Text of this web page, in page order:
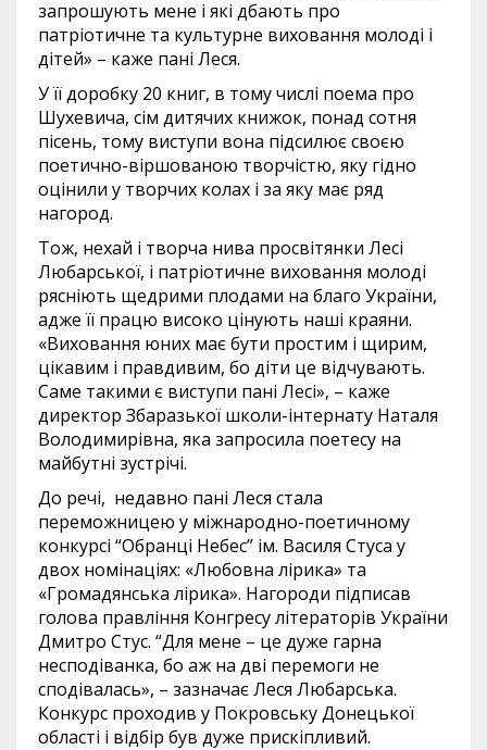
запрошують мене і які дбають про
патріотичне та культурне виховання молоді і
дітей» – каже пані Леся.
У її доробку 20 книг, в тому числі поема про
Шухевича, сім дитячих книжок, понад сотня
пісень, тому виступи вона підсилює своєю
поетично-віршованою творчістю, яку гідно
оцінили у творчих колах і за яку має ряд
нагород.
Тож, нехай і творча нива просвітянки Лесі
Любарської, і патріотичне виховання молоді
рясніють щедрими плодами на благо України,
адже її працю високо цінують наші краяни.
«Виховання юних має бути простим і щирим,
цікавим і правдивим, бо діти це відчувають.
Саме такими є виступи пані Лесі», – каже
директор Збаразької школи-інтернату Наталя
Володимирівна, яка запросила поетесу на
майбутні зустрічі.
До речі, недавно пані Леся стала
переможницею у міжнародно-поетичному
конкурсі “Обранці Небес” ім. Василя Стуса у
двох номінаціях: «Любовна лірика» та
«Громадянська лірика». Нагороди підписав
голова правління Конгресу літераторів України
Дмитро Стус. “Для мене – це дуже гарна
несподіванка, бо аж на дві перемоги не
сподівалась», – зазначає Леся Любарська.
Конкурс проходив у Покровську Донецької
області і відбір був дуже прискіпливий.